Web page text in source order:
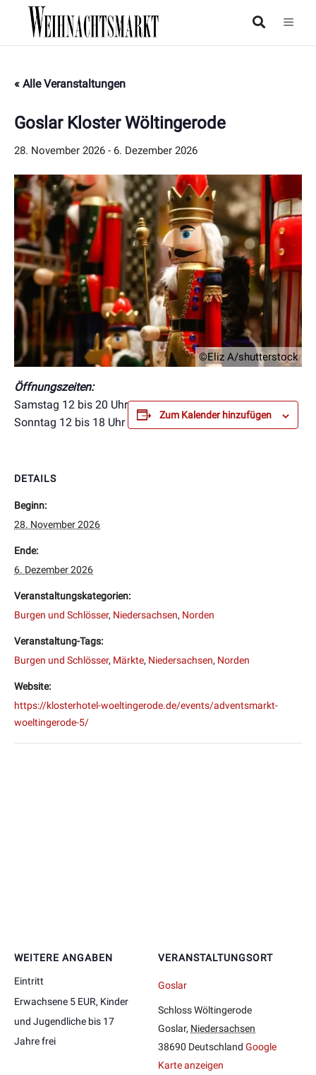
« Alle Veranstaltungen
Goslar Kloster Wöltingerode
28. November 2026 - 6. Dezember 2026
©Eliz A/shutterstock
Öffnungszeiten:
Samstag 12 bis 20 Uhr
Sonntag 12 bis 18 Uhr
Zum Kalender hinzufügen
DETAILS
Beginn:
28. November 2026
Ende:
6. Dezember 2026
Veranstaltungskategorien:
Burgen und Schlösser, Niedersachsen, Norden
Veranstaltung-Tags:
Burgen und Schlösser, Märkte, Niedersachsen, Norden
Website:
https://klosterhotel-woeltingerode.de/events/adventsmarkt-
woeltingerode-5/
VERANSTALTUNGSORT
Goslar
Schloss Wöltingerode
Goslar, Niedersachsen
38690 Deutschland Google
Karte anzeigen
WEITERE ANGABEN
Eintritt
Erwachsene 5 EUR, Kinder
und Jugendliche bis 17
Jahre frei